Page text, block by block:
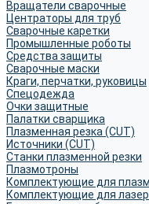
Вращатели сварочные
Центраторы для труб
Сварочные каретки
Промышленные роботы
Средства защиты
Сварочные маски
Краги, перчатки, руковицы
Спецодежда
Очки защитные
Палатки сварщика
Плазменная резка (CUT)
Источники (CUT)
Станки плазменной резки
Плазмотроны
Комплектующие для
Комплектующие для